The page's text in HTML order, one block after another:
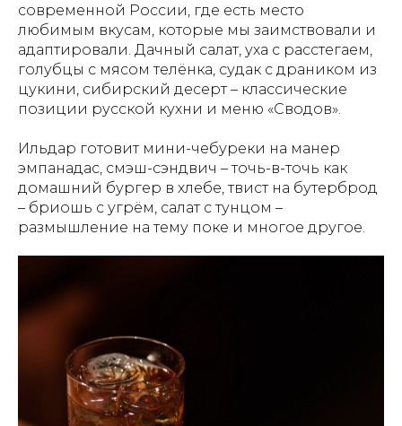
современной России, где есть место
любимым вкусам, которые мы заимствовали и
адаптировали. Дачный салат, уха с расстегаем,
голубцы с мясом телёнка, судак с драником из
цукини, сибирский десерт – классические
позиции русской кухни и меню «Сводов».
Ильдар готовит мини-чебуреки на манер
эмпанадас, смэш-сэндвич – точь-в-точь как
домашний бургер в хлебе, твист на бутерброд
– бриошь с угрём, салат с тунцом –
размышление на тему поке и многое другое.